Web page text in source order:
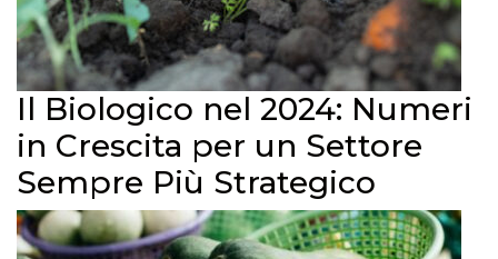
Il Biologico nel 2024: Numeri
in Crescita per un Settore
Sempre Più Strategico